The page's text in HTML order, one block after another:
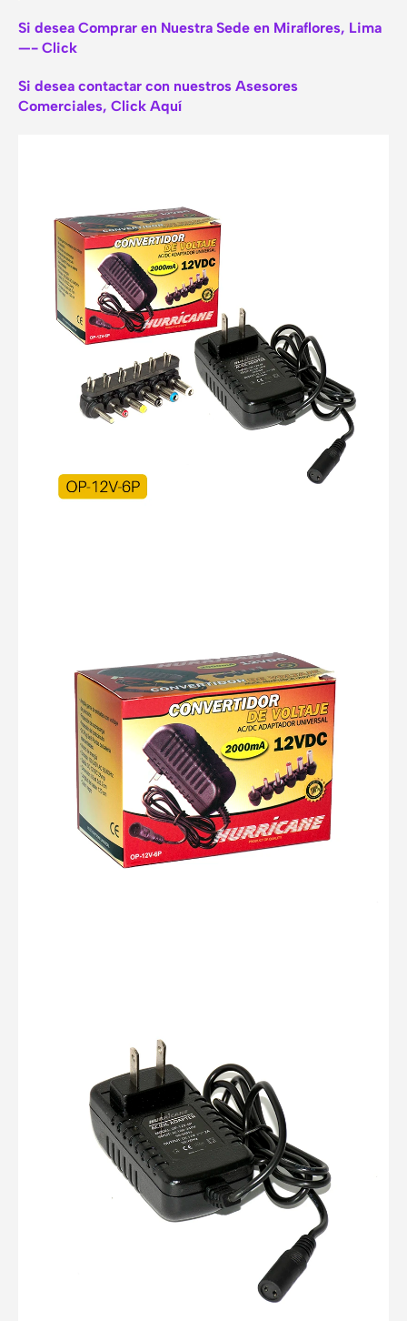
Si desea Comprar en Nuestra Sede en Miraflores, Lima
—- Click
Si desea contactar con nuestros Asesores
Comerciales, Click Aquí